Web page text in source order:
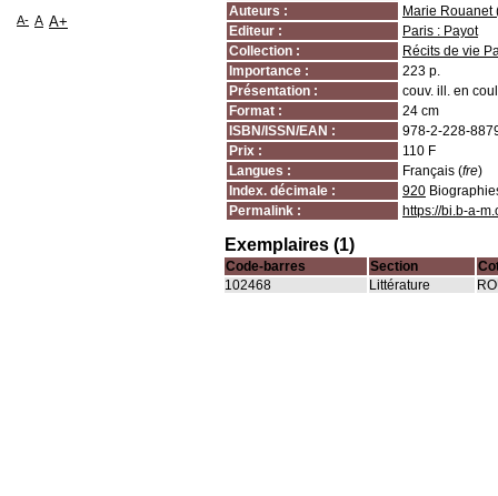
Auteurs :
Marie Rouanet
Editeur :
Paris : Payot
Collection :
Récits de vie
Importance :
223 p.
Présentation :
couv. ill. en
Format :
24 cm
ISBN/ISSN/EAN :
978-2-228-
Prix :
110 F
Langues :
Français (fre)
Index. décimale :
920
Permalink :
https://bi.b-a-
Exemplaires (1)
Code-barres Section
102468
Littérature
A- A A+